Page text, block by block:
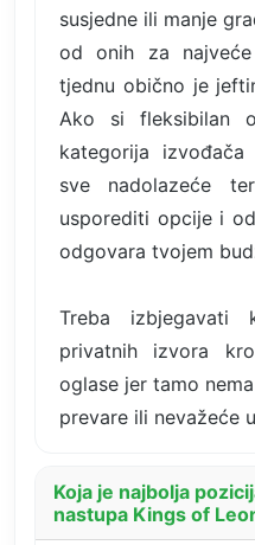
susjedne ili manje
od onih za
tjednu obično je
Ako si fleksibilan
kategorija
sve nadolazeće
usporediti opcije i
odgovara tvojem
Treba izbjegavati
privatnih izvora
oglase jer tamo
prevare ili nevažeće
Koja je najbolja
nastupa Kings of